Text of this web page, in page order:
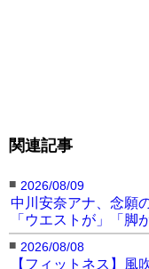
関連記事
■ 2026/08/09
中川安奈アナ、念願
「ウエストが」「脚
■ 2026/08/08
【フィットネス】風